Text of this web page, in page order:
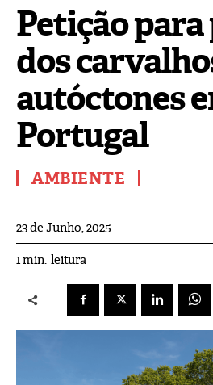
Petição
dos
autóctones
Portugal
AMBIENTE
23 de Junho, 2025
1min. leitura